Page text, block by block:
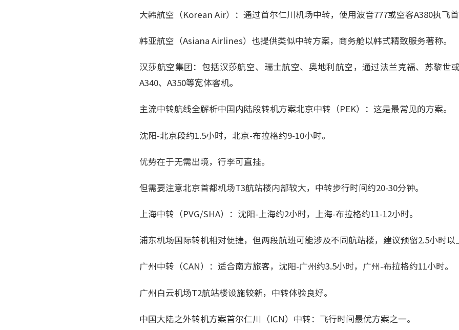
大韩航空（Korean Air）：通过首尔仁川机场中转，使用波音777或空客A380执飞首
韩亚航空（Asiana Airlines）也提供类似中转方案，商务舱以韩式精致服务著称。
汉莎航空集团：包括汉莎航空、瑞士航空、奥地利航空，通过法兰克福、苏黎世
A340、A350等宽体客机。
主流中转航线全解析中国内陆段转机方案北京中转（PEK）：这是最常见的方案。
沈阳-北京段约1.5小时，北京-布拉格约9-10小时。
优势在于无需出境，行李可直挂。
但需要注意北京首都机场T3航站楼内部较大，中转步行时间约20-30分钟。
上海中转（PVG/SHA）：沈阳-上海约2小时，上海-布拉格约11-12小时。
浦东机场国际转机相对便捷，但两段航班可能涉及不同航站楼，建议预留2.5小时以
广州中转（CAN）：适合南方旅客，沈阳-广州约3.5小时，广州-布拉格约11小时。
广州白云机场T2航站楼设施较新，中转体验良好。
中国大陆之外转机方案首尔仁川（ICN）中转：飞行时间最优方案之一。